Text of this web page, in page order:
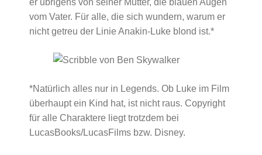
er übrigens von seiner Mutter, die blauen Augen
vom Vater. Für alle, die sich wundern, warum er
nicht getreu der Linie Anakin-Luke blond ist.*
*Natürlich alles nur in Legends. Ob Luke im Film
überhaupt ein Kind hat, ist nicht raus. Copyright
für alle Charaktere liegt trotzdem bei
LucasBooks/LucasFilms bzw. Disney.